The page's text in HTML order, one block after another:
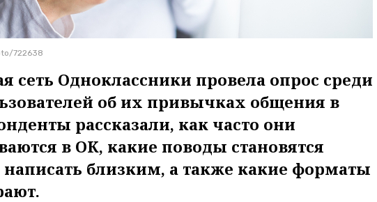
722638
сеть Одноклассники провела опрос среди
об их привычках общения в
рассказали, как часто они
в ОК, какие поводы становятся
близким, а также какие форматы